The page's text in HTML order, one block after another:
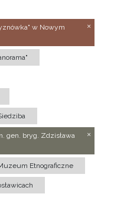
w Nowym
gen. bryg. Zdzisława
Etnograficzne